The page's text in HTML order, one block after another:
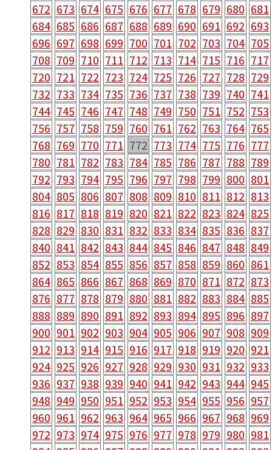
672 673 674 675 676 677 678 679 680 681
684 685 686 687 688 689 690 691 692 693
696 697 698 699 700 701 702 703 704 705
708 709 710 711 712 713 714 715 716 717
720 721 722 723 724 725 726 727 728 729
732 733 734 735 736 737 738 739 740 741
744 745 746 747 748 749 750 751 752 753
756 757 758 759 760 761 762 763 764 765
768 769 770 771 772 773 774 775 776 777
780 781 782 783 784 785 786 787 788 789
792 793 794 795 796 797 798 799 800 801
804 805 806 807 808 809 810 811 812 813
816 817 818 819 820 821 822 823 824 825
828 829 830 831 832 833 834 835 836 837
840 841 842 843 844 845 846 847 848 849
852 853 854 855 856 857 858 859 860 861
864 865 866 867 868 869 870 871 872 873
876 877 878 879 880 881 882 883 884 885
888 889 890 891 892 893 894 895 896 897
900 901 902 903 904 905 906 907 908 909
912 913 914 915 916 917 918 919 920 921
924 925 926 927 928 929 930 931 932 933
936 937 938 939 940 941 942 943 944 945
948 949 950 951 952 953 954 955 956 957
960 961 962 963 964 965 966 967 968 969
972 973 974 975 976 977 978 979 980 981